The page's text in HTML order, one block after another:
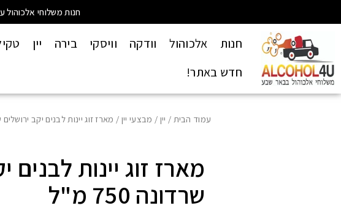
חנות משלוחי
חנות אלכוהול וודקה וויסקי בירה יין
חדש באתר!
עמוד הבית / יין / מבצעי יין / מארז זוג יינות לבנים יקב ירושלים
מארז זוג יינות לבנים
שרדונה 750 מ"ל